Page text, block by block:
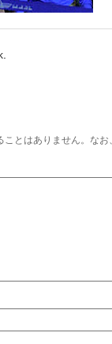
とはありません。なお